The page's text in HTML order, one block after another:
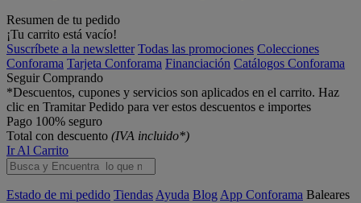
Resumen de tu pedido
¡Tu carrito está vacío!
Suscríbete a la newsletter Todas las promociones Colecciones
Conforama Tarjeta Conforama Financiación Catálogos Conforama
Seguir Comprando
*Descuentos, cupones y servicios son aplicados en el carrito. Haz
clic en Tramitar Pedido para ver estos descuentos e importes
Pago 100% seguro
Total con descuento (IVA incluido*)
Ir Al Carrito
Estado de mi pedido Tiendas Ayuda Blog App Conforama Baleares